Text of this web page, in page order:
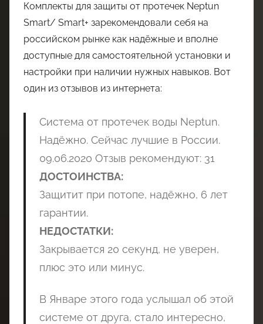
Комплекты для защиты от протечек Neptun
Smart/ Smart+ зарекомендовали себя на
российском рынке как надёжные и вполне
доступные для самостоятельной установки и
настройки при наличии нужных навыков. Вот
один из отзывов из интернета:
Система от протечек воды Neptun.
Надёжно. Сейчас лучшие в России.
09.06.2020 Отзыв рекомендуют: 31
ДОСТОИНСТВА:
Защитит при потопе, надёжно, 6 лет
гарантии.
НЕДОСТАТКИ:
Закрывается 20 секунд, не уверен,
плюс это или минус.
В Январе этого года услышал об этой
системе от друга, стало интересно,